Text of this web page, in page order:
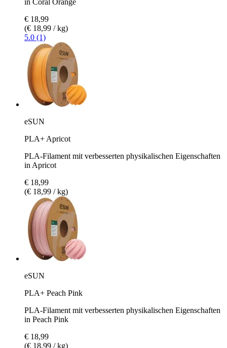
€ 18,99
(€ 18,99 / kg)
5.0 (1)
eSUN
PLA+ Apricot
PLA-Filament mit verbesserten physikalischen Eigenschaften
in Apricot
€ 18,99
(€ 18,99 / kg)
eSUN
PLA+ Peach Pink
PLA-Filament mit verbesserten physikalischen Eigenschaften
in Peach Pink
€ 18,99
(€ 18,99 / kg)